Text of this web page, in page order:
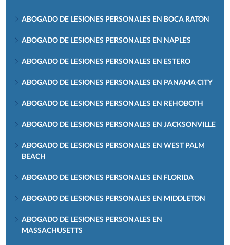
ABOGADO DE LESIONES PERSONALES EN BOCA RATON
ABOGADO DE LESIONES PERSONALES EN NAPLES
ABOGADO DE LESIONES PERSONALES EN ESTERO
ABOGADO DE LESIONES PERSONALES EN PANAMA CITY
ABOGADO DE LESIONES PERSONALES EN REHOBOTH
ABOGADO DE LESIONES PERSONALES EN JACKSONVILLE
ABOGADO DE LESIONES PERSONALES EN WEST PALM
BEACH
ABOGADO DE LESIONES PERSONALES EN FLORIDA
ABOGADO DE LESIONES PERSONALES EN MIDDLETON
ABOGADO DE LESIONES PERSONALES EN
MASSACHUSETTS